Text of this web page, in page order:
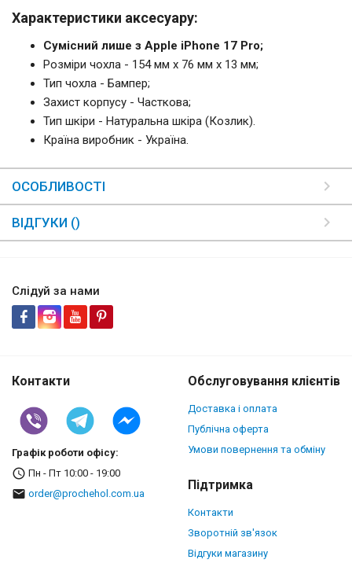
Характеристики аксесуару:
Сумісний лише з Apple iPhone 17 Pro;
Розміри чохла - 154 мм x 76 мм x 13 мм;
Тип чохла - Бампер;
Захист корпусу - Часткова;
Тип шкіри - Натуральна шкіра (Козлик).
Країна виробник - Україна.
ОСОБЛИВОСТІ
ВІДГУКИ ()
Слідуй за нами
Контакти
Графік роботи офісу:
Пн - Пт 10:00 - 19:00
order@prochehol.com.ua
Обслуговування клієнтів
Доставка і оплата
Публічна оферта
Умови повернення та обміну
Підтримка
Контакти
Зворотній зв'язок
Відгуки магазину